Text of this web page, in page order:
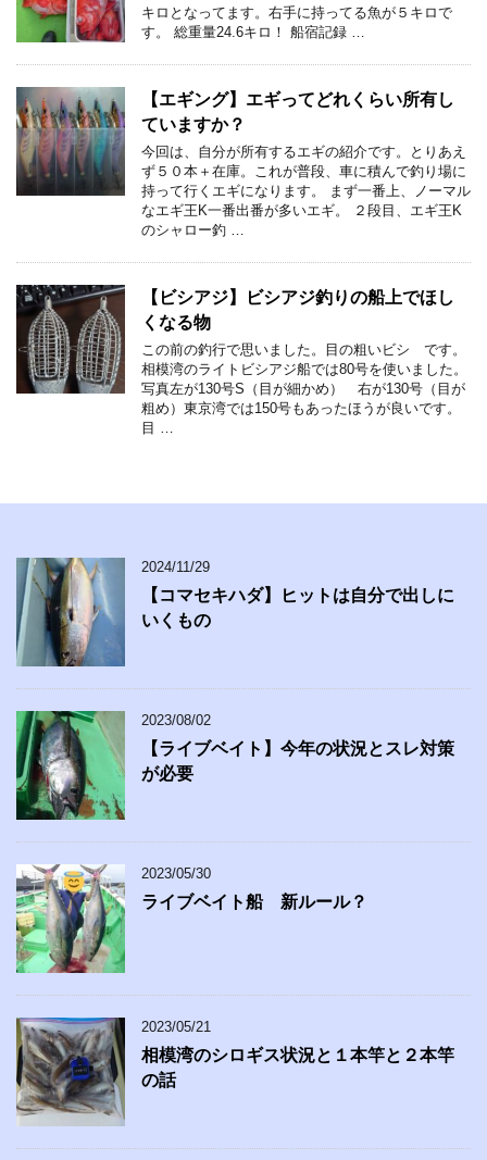
キロとなってます。右手に持ってる魚が５キロで
す。 総重量24.6キロ！ 船宿記録 …
【エギング】エギってどれくらい所有し
ていますか？
今回は、自分が所有するエギの紹介です。とりあえ
ず５０本＋在庫。これが普段、車に積んで釣り場に
持って行くエギになります。 まず一番上、ノーマル
なエギ王K一番出番が多いエギ。 ２段目、エギ王K
のシャロー釣 …
【ビシアジ】ビシアジ釣りの船上でほし
くなる物
この前の釣行で思いました。目の粗いビシ です。
相模湾のライトビシアジ船では80号を使いました。
写真左が130号S（目が細かめ） 右が130号（目が
粗め）東京湾では150号もあったほうが良いです。
目 …
2024/11/29
【コマセキハダ】ヒットは自分で出しに
いくもの
2023/08/02
【ライブベイト】今年の状況とスレ対策
が必要
2023/05/30
ライブベイト船 新ルール？
2023/05/21
相模湾のシロギス状況と１本竿と２本竿
の話